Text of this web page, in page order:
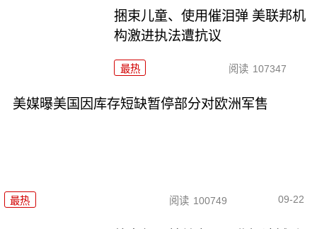
捆束儿童、使用催泪弹 美联邦机
构激进执法遭抗议
最热 阅读 107347
美媒曝美国因库存短缺暂停部分对欧洲军售
最热 阅读 100749 09-22